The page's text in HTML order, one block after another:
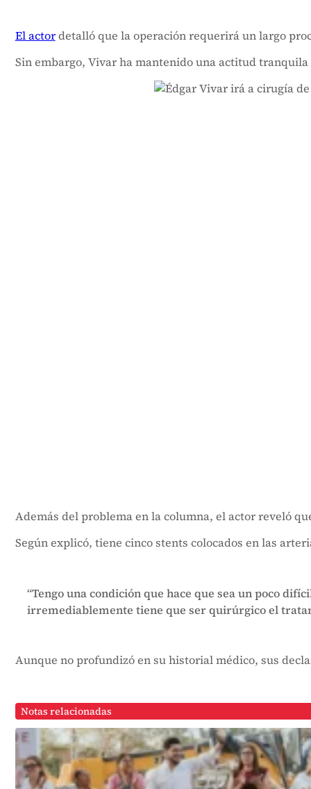
El actordetalló que la operación requerirá un largo
Sin embargo, Vivar ha mantenido una actitud
Además del problema en la columna, el actor reveló
Según explicó, tiene cinco stents colocados en las
“Tengo una condición que hace que sea un poco
irremediablemente tiene que ser quirúrgico el
Aunque no profundizó en su historial médico, sus
Notas relacionadas